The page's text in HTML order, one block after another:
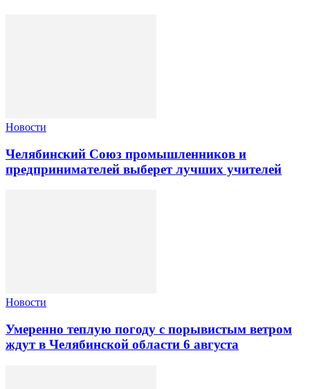
Новости
Челябинский Союз промышленников и
предпринимателей выберет лучших учителей
Новости
Умеренно теплую погоду с порывистым ветром
ждут в Челябинской области 6 августа